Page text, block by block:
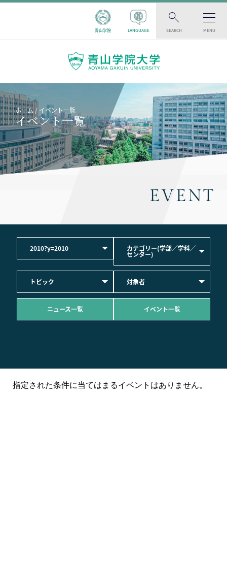
青山学院 LANGUAGE SEARCH MENU
ホーム イベント一覧
イベント一覧
EVENT
2010?y=2010 カテゴリー(学部／学科／
センター)
トピック 対象者
ニュース一覧 イベント一覧
指定された条件に当てはまるイベントはありません。